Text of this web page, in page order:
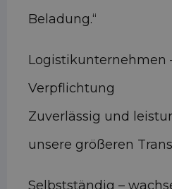
Beladung.“
Logistikunternehmen
Verpflichtung
Zuverlässig und
unsere größeren
Selbstständig –